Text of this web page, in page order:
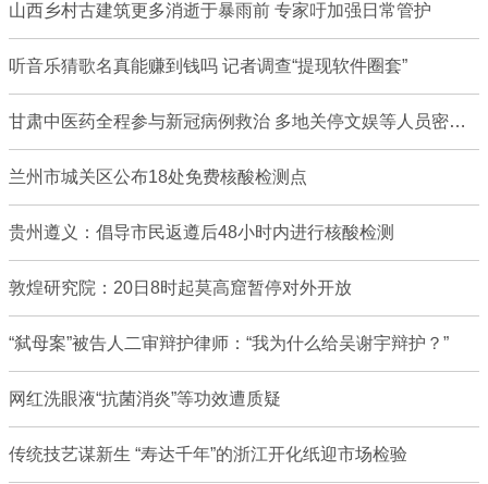
山西乡村古建筑更多消逝于暴雨前 专家吁加强日常管护
听音乐猜歌名真能赚到钱吗 记者调查“提现软件圈套”
甘肃中医药全程参与新冠病例救治 多地关停文娱等人员密集场所
兰州市城关区公布18处免费核酸检测点
贵州遵义：倡导市民返遵后48小时内进行核酸检测
敦煌研究院：20日8时起莫高窟暂停对外开放
“弑母案”被告人二审辩护律师：“我为什么给吴谢宇辩护？”
网红洗眼液“抗菌消炎”等功效遭质疑
传统技艺谋新生 “寿达千年”的浙江开化纸迎市场检验